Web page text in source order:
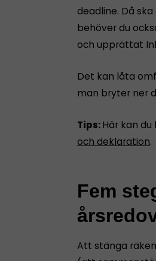
deadline. Då
behöver du
och upprättat
Det kan låta
man bryter ner
Tips:Här kan du
och deklaration.
Fem
Att stänga